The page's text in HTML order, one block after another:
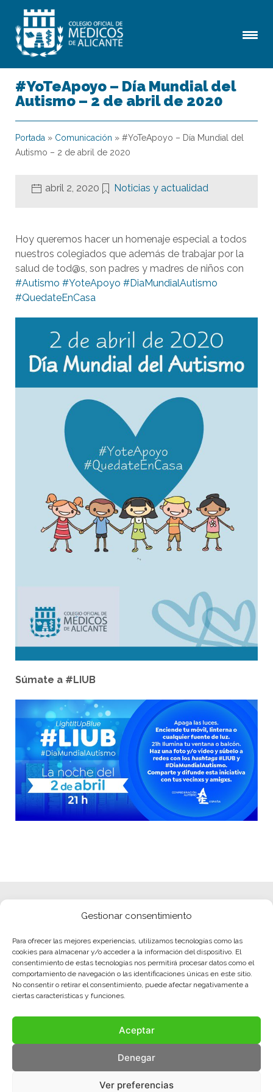
Gestionar consentimiento
Para ofrecer las mejores experiencias, utilizamos tecnologías como las
cookies para almacenar y/o acceder a la información del dispositivo. El
consentimiento de estas tecnologías nos permitirá procesar datos como el
comportamiento de navegación o las identificaciones únicas en este sitio.
No consentir o retirar el consentimiento, puede afectar negativamente a
ciertas características y funciones.
Aceptar
Denegar
Ver preferencias
#YoTeApoyo – Día Mundial del
Autismo – 2 de abril de 2020
Portada » Comunicación » #YoTeApoyo – Día Mundial del
Autismo – 2 de abril de 2020
abril 2, 2020 Noticias y actualidad
Hoy queremos hacer un homenaje especial a todos
nuestros colegiados que además de trabajar por la
salud de tod@s, son padres y madres de niños con
#Autismo #YoteApoyo #DiaMundialAutismo
#QuedateEnCasa
Súmate a #LIUB